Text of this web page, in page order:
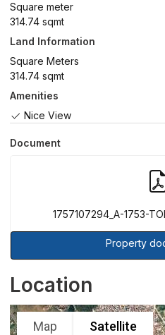
Square meter
314.74 sqmt
Land Information
Square Meters
314.74 sqmt
Amenities
Nice View
Document
1757107294_A-1753-
Property
Location
Map Satellite